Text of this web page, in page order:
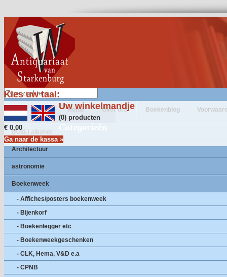
Kies uw taal:
Uw winkelmandje
(0) producten
€ 0,00
Ga naar de kassa »
Home Over ons Boekenblog
Categorieën
(Anti-) alkohol
Architectuur
astronomie
Boekenweek
- Affiches/posters boekenweek
- Bijenkorf
- Boekenlegger etc
- Boekenweekgeschenken
- CLK, Hema, V&D e.a
- CPNB